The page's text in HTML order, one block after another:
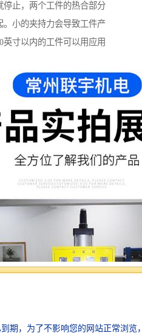
止，两个工件的热合部分
小的夹持力会导致工件产
寸以内的工件可以用应用